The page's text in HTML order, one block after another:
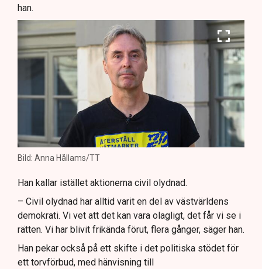
han.
Bild: Anna Hållams/TT
Han kallar istället aktionerna civil olydnad.
– Civil olydnad har alltid varit en del av västvärldens
demokrati. Vi vet att det kan vara olagligt, det får vi se i
rätten. Vi har blivit frikända förut, flera gånger, säger han.
Han pekar också på ett skifte i det politiska stödet för
ett torvförbud, med hänvisning till